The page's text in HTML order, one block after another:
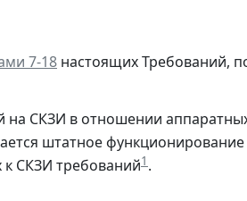
7-18 настоящих Требований,
на СКЗИ в отношении
штатное
СКЗИ требований1 .